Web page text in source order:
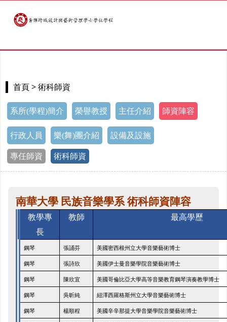
首頁 > 術科師資
系所(學程)簡介 榮譽教授 主任介紹 師資陣容
行政人員 樂(舞)團介紹 設備及設施
專任師資 術科師資
南華大學 民族音樂學系 術科師資陣容
教學專
長
教師 最高學歷
鋼琴 張誦芬 美國密西根州立大學音樂藝術博士
鋼琴 張詩欣 美國伊士曼音樂學院音樂藝術博士
鋼琴 陳欣宜 美國哥倫比亞大學高等音樂教育鋼琴演奏教學博士
鋼琴 吳昕純 紐澤西羅格斯州立大學音樂藝術博士
鋼琴 楊順程 美國辛辛那提大學音樂學院音樂藝術博士